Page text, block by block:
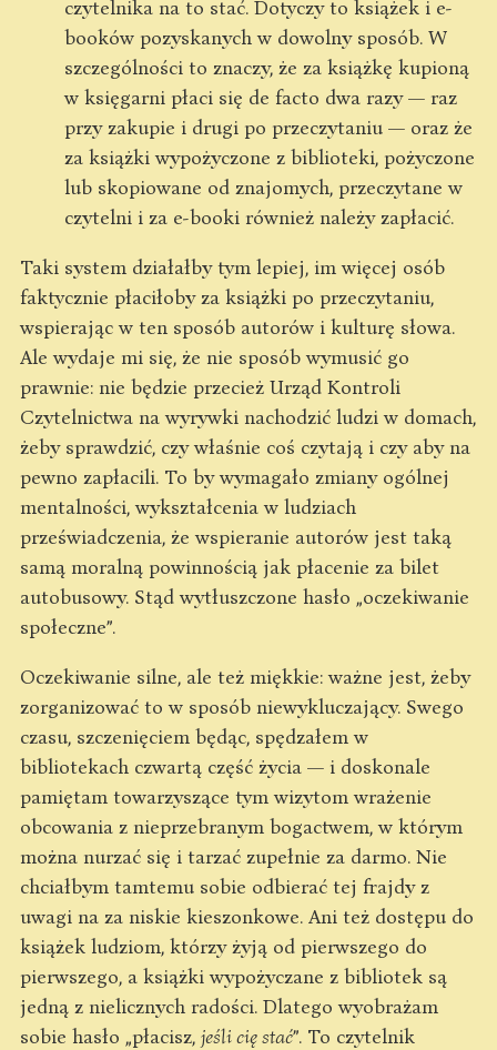
czytelnika na to stać. Dotyczy to książek i e-
booków pozyskanych w dowolny sposób. W
szczególności to znaczy, że za książkę kupioną
w księgarni płaci się de facto dwa razy — raz
przy zakupie i drugi po przeczytaniu — oraz że
za książki wypożyczone z biblioteki, pożyczone
lub skopiowane od znajomych, przeczytane w
czytelni i za e-booki również należy zapłacić.
Taki system działałby tym lepiej, im więcej osób
faktycznie płaciłoby za książki po przeczytaniu,
wspierając w ten sposób autorów i kulturę słowa.
Ale wydaje mi się, że nie sposób wymusić go
prawnie: nie będzie przecież Urząd Kontroli
Czytelnictwa na wyrywki nachodzić ludzi w domach,
żeby sprawdzić, czy właśnie coś czytają i czy aby na
pewno zapłacili. To by wymagało zmiany ogólnej
mentalności, wykształcenia w ludziach
przeświadczenia, że wspieranie autorów jest taką
samą moralną powinnością jak płacenie za bilet
autobusowy. Stąd wytłuszczone hasło „oczekiwanie
społeczne”.
Oczekiwanie silne, ale też miękkie: ważne jest, żeby
zorganizować to w sposób niewykluczający. Swego
czasu, szczenięciem będąc, spędzałem w
bibliotekach czwartą część życia — i doskonale
pamiętam towarzyszące tym wizytom wrażenie
obcowania z nieprzebranym bogactwem, w którym
można nurzać się i tarzać zupełnie za darmo. Nie
chciałbym tamtemu sobie odbierać tej frajdy z
uwagi na za niskie kieszonkowe. Ani też dostępu do
książek ludziom, którzy żyją od pierwszego do
pierwszego, a książki wypożyczane z bibliotek są
jedną z nielicznych radości. Dlatego wyobrażam
sobie hasło „płacisz, jeśli cię stać”. To czytelnik